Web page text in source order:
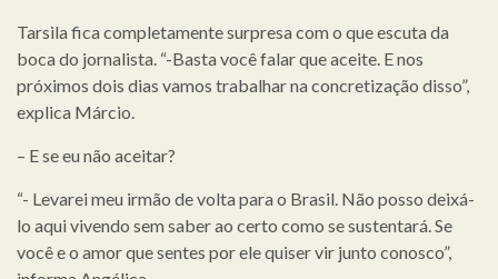
Tarsila fica completamente surpresa com o que escuta da
boca do jornalista. “-Basta você falar que aceite. E nos
próximos dois dias vamos trabalhar na concretização disso”,
explica Márcio.
– E se eu não aceitar?
“- Levarei meu irmão de volta para o Brasil. Não posso deixá-
lo aqui vivendo sem saber ao certo como se sustentará. Se
você e o amor que sentes por ele quiser vir junto conosco”,